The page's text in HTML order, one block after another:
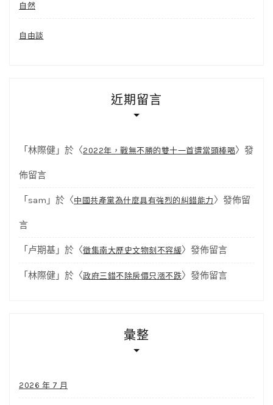
自然
自由談
近期留言
「 林際健 」於〈2022年，戰無不勝的雙十一首遭當頭棒喝〉發
佈留言
「 sam 」於〈中國共產黨為什麼具有強烈的糾錯能力 〉發佈留
言
「 卢期基 」於〈徵集南大歷史文物刻不容緩〉發佈留言
「 林際健 」於〈政府三錯不除房價只漲不跌〉發佈留言
彙整
2026 年 7 月